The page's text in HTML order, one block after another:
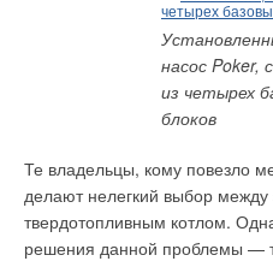
насос Poker,
из четырех
блоков
Те владельцы, кому повезло
делают нелегкий выбор между
твердотопливным котлом.
решения данной проблемы —
обратившись в любой из 12-ти
Сотрудники трестов ГУП МО "
профессиональное обучение
специалистов ГК «Русклимат
оборудования, и теперь
также составлять
систем отопления и
Рис. 8
Рис. 9
Рис. 10